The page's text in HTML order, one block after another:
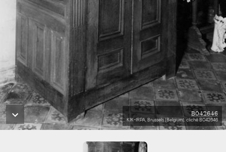
B042646
KIK-IRPA, Brussels (Belgium), cliché B042646